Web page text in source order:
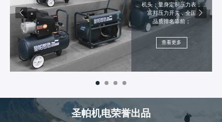
机头；量身定制压力表；
富邦压力开关，全国
品质排名靠前；
查看更多
圣帕机电荣誉出品